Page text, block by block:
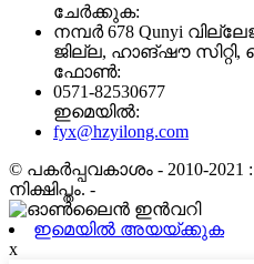
ചേർക്കുക:
നമ്പർ 678 Qunyi
ജില്ല, ഹാങ്‌ഷൗ
ഫോൺ:
0571-82530677
ഇമെയിൽ:
fyx@hzyilong.com
© പകർപ്പവകാശം - 2010-
നിക്ഷിപ്തം. -
ഇമെയിൽ അയയ്ക്കുക
x